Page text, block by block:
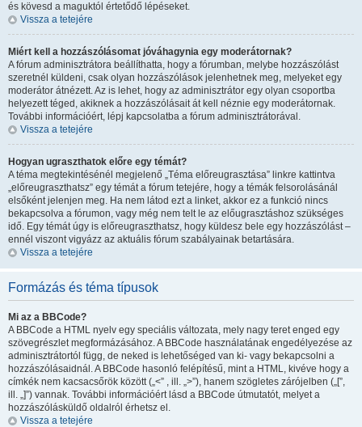
és kövesd a maguktól értetődő lépéseket.
Vissza a tetejére
Miért kell a hozzászólásomat jóváhagynia egy moderátornak?
A fórum adminisztrátora beállíthatta, hogy a fórumban, melybe hozzászólást
szeretnél küldeni, csak olyan hozzászólások jelenhetnek meg, melyeket egy
moderátor átnézett. Az is lehet, hogy az adminisztrátor egy olyan csoportba
helyezett téged, akiknek a hozzászólásait át kell néznie egy moderátornak.
További információért, lépj kapcsolatba a fórum adminisztrátorával.
Vissza a tetejére
Hogyan ugraszthatok előre egy témát?
A téma megtekintésénél megjelenő „Téma előreugrasztása” linkre kattintva
„előreugraszthatsz” egy témát a fórum tetejére, hogy a témák felsorolásánál
elsőként jelenjen meg. Ha nem látod ezt a linket, akkor ez a funkció nincs
bekapcsolva a fórumon, vagy még nem telt le az előugrasztáshoz szükséges
idő. Egy témát úgy is előreugraszthatsz, hogy küldesz bele egy hozzászólást –
ennél viszont vigyázz az aktuális fórum szabályainak betartására.
Vissza a tetejére
Formázás és téma típusok
Mi az a BBCode?
A BBCode a HTML nyelv egy speciális változata, mely nagy teret enged egy
szövegrészlet megformázásához. A BBCode használatának engedélyezése az
adminisztrátortól függ, de neked is lehetőséged van ki- vagy bekapcsolni a
hozzászólásaidnál. A BBCode hasonló felépítésű, mint a HTML, kivéve hogy a
címkék nem kacsacsőrök között („<” , ill. „>”), hanem szögletes zárójelben („[”,
ill. „]”) vannak. További információért lásd a BBCode útmutatót, melyet a
hozzászólásküldő oldalról érhetsz el.
Vissza a tetejére